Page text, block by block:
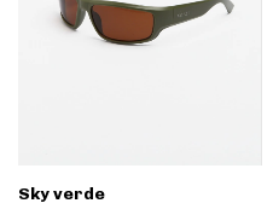
Sky verde